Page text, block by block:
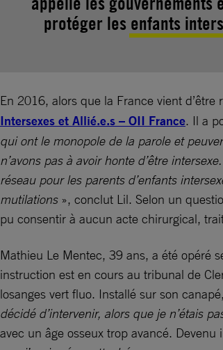
protéger les enfants
En 2016, alors que la France vient
Intersexes et Allié.e.s – OII France. Il a
qui ont le monopole de la parole et
n’avons pas à avoir honte d’être
réseau pour les parents d’enfants
mutilations», conclut Lil. Selon un
pu consentir à aucun acte chirurgical,
Mathieu Le Mentec, 39 ans, a été opéré
instruction est en cours au tribunal de
losanges vert fluo. Installé sur son
décidé d’intervenir, alors que je n’étais
avec un âge osseux trop avancé.